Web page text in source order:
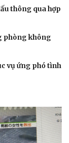
thông qua hợp
phòng không
vụ ứng phó tình